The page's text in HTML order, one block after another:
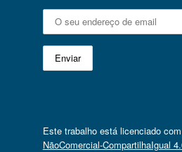
Este trabalho está licenciado
NãoComercial-CompartilhaIgual